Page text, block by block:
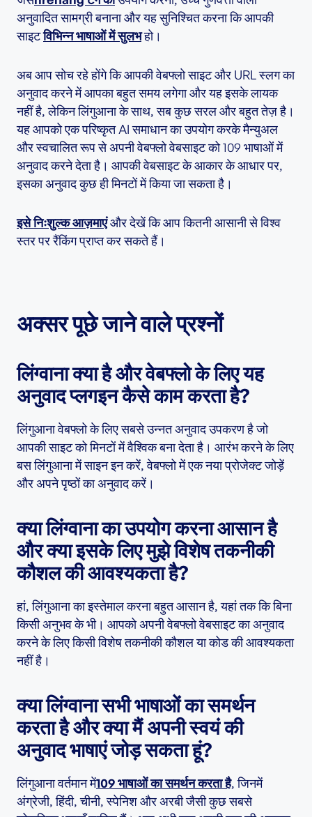
अनुवादित सामग्री बनाना और यह सुनिश्चित करना कि आपकी
साइटविभिन्न भाषाओं में सुलभहो।
अब आप सोच रहे होंगे कि आपकी वेबफ्लो साइट और URL स्लग का
अनुवाद करने में आपका बहुत समय लगेगा और यह इसके लायक
नहीं है, लेकिन लिंगुआना के साथ, सब कुछ सरल और बहुत तेज़ है।
यह आपको एक परिष्कृत AI समाधान का उपयोग करके मैन्युअल
और स्वचालित रूप से अपनी वेबफ्लो वेबसाइट को 109 भाषाओं में
अनुवाद करने देता है। आपकी वेबसाइट के आकार के आधार पर,
इसका अनुवाद कुछ ही मिनटों में किया जा सकता है।
इसे निःशुल्क आज़माएंऔर देखें कि आप कितनी आसानी से विश्व
स्तर पर रैंकिंग प्राप्त कर सकते हैं।
अक्सर पूछे जाने वाले प्रश्नों
लिंग्वाना क्या है और वेबफ्लो के लिए यह
अनुवाद प्लगइन कैसे काम करता है?
लिंगुआना वेबफ्लो के लिए सबसे उन्नत अनुवाद उपकरण है जो
आपकी साइट को मिनटों में वैश्विक बना देता है। आरंभ करने के लिए
बस लिंगुआना में साइन इन करें, वेबफ्लो में एक नया प्रोजेक्ट जोड़ें
और अपने पृष्ठों का अनुवाद करें।
क्या लिंग्वाना का उपयोग करना आसान है
और क्या इसके लिए मुझे विशेष तकनीकी
कौशल की आवश्यकता है?
हां, लिंगुआना का इस्तेमाल करना बहुत आसान है, यहां तक कि बिना
किसी अनुभव के भी। आपको अपनी वेबफ्लो वेबसाइट का अनुवाद
करने के लिए किसी विशेष तकनीकी कौशल या कोड की आवश्यकता
नहीं है।
क्या लिंग्वाना सभी भाषाओं का समर्थन
करता है और क्या मैं अपनी स्वयं की
अनुवाद भाषाएं जोड़ सकता हूं?
लिंगुआना वर्तमान में109 भाषाओं का समर्थन करता है, जिनमें
अंग्रेजी, हिंदी, चीनी, स्पेनिश और अरबी जैसी कुछ सबसे